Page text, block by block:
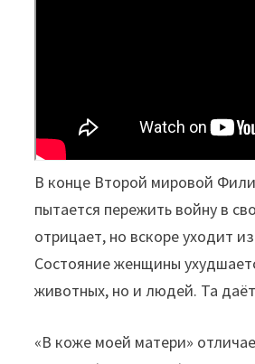
В конце Второй мировой
пытается пережить войну в
отрицает, но вскоре уходит
Состояние женщины
животных, но и людей. Та
«В коже моей матери»